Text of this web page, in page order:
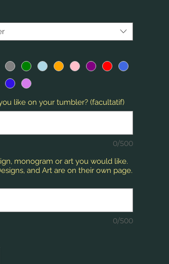
like on your tumbler? (facultatif)
0/500
monogram or art you would like.
and Art are on their own page.
0/500